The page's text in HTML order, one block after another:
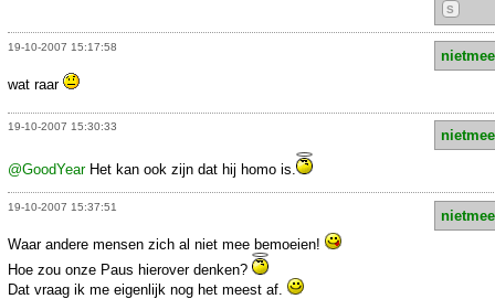
S
19-10-2007 15:17:58
wat raar
19-10-2007 15:30:33
@GoodYearHet kan ook zijn dat hij homo is.
19-10-2007 15:37:51
Waar andere mensen zich al niet mee bemoeien!
Hoe zou onze Paus hierover denken?
Dat vraag ik me eigenlijk nog het meest af.